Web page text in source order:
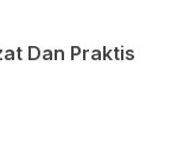
Dan Praktis